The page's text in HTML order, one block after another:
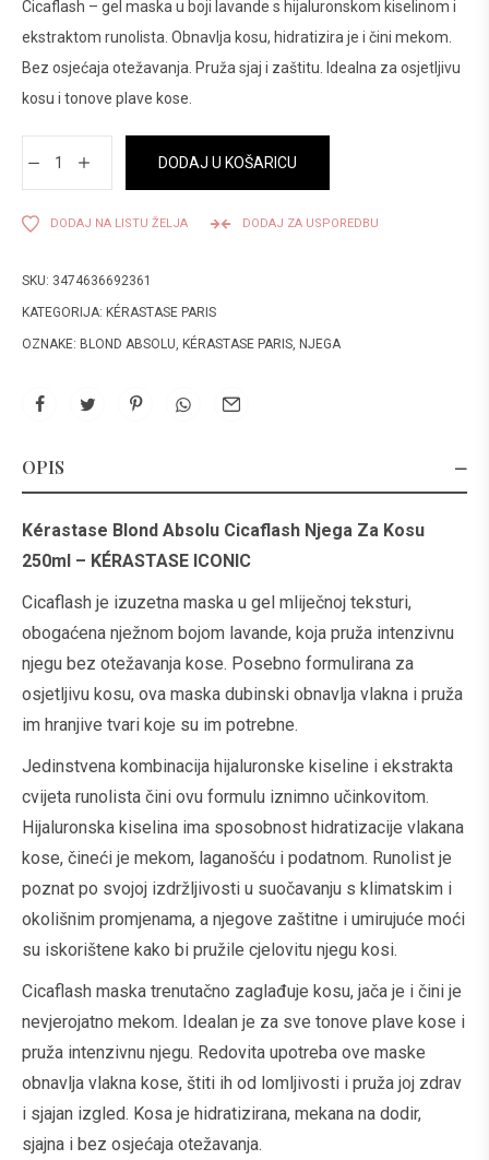
Cicaflash – gel maska u boji lavande s hijaluronskom kiselinom i
ekstraktom runolista. Obnavlja kosu, hidratizira je i čini mekom.
Bez osjećaja otežavanja. Pruža sjaj i zaštitu. Idealna za osjetljivu
kosu i tonove plave kose.
DODAJ U KOŠARICU
DODAJ NA LISTU ŽELJA DODAJ ZA USPOREDBU
SKU: 3474636692361
KATEGORIJA: KÉRASTASE PARIS
OZNAKE: BLOND ABSOLU, KÉRASTASE PARIS, NJEGA
OPIS
Kérastase Blond Absolu Cicaflash Njega Za Kosu
250ml – KÉRASTASE ICONIC
Cicaflash je izuzetna maska u gel mliječnoj teksturi,
obogaćena nježnom bojom lavande, koja pruža intenzivnu
njegu bez otežavanja kose. Posebno formulirana za
osjetljivu kosu, ova maska dubinski obnavlja vlakna i pruža
im hranjive tvari koje su im potrebne.
Jedinstvena kombinacija hijaluronske kiseline i ekstrakta
cvijeta runolista čini ovu formulu iznimno učinkovitom.
Hijaluronska kiselina ima sposobnost hidratizacije vlakana
kose, čineći je mekom, laganošću i podatnom. Runolist je
poznat po svojoj izdržljivosti u suočavanju s klimatskim i
okolišnim promjenama, a njegove zaštitne i umirujuće moći
su iskorištene kako bi pružile cjelovitu njegu kosi.
Cicaflash maska trenutačno zaglađuje kosu, jača je i čini je
nevjerojatno mekom. Idealan je za sve tonove plave kose i
pruža intenzivnu njegu. Redovita upotreba ove maske
obnavlja vlakna kose, štiti ih od lomljivosti i pruža joj zdrav
i sjajan izgled. Kosa je hidratizirana, mekana na dodir,
sjajna i bez osjećaja otežavanja.